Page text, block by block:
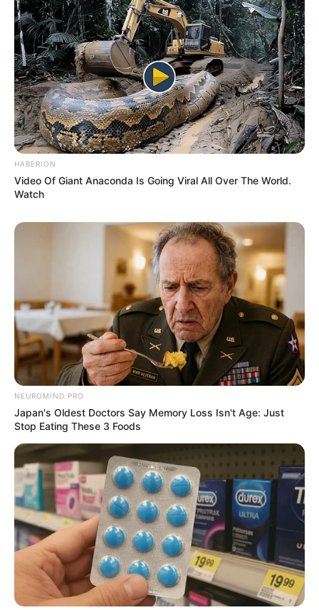
HABERION
Video Of Giant Anaconda Is Going Viral All Over The World.
Watch
NEUROMIND PRO
Japan's Oldest Doctors Say Memory Loss Isn't Age: Just
Stop Eating These 3 Foods